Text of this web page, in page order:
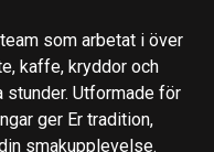
som arbetat i över
kaffe, kryddor och
Utformade för
ger Er tradition,
smakupplevelse.